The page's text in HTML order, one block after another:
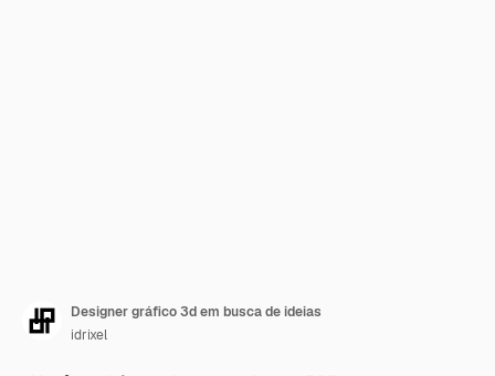
Designer gráfico 3d em busca de ideias
idrixel